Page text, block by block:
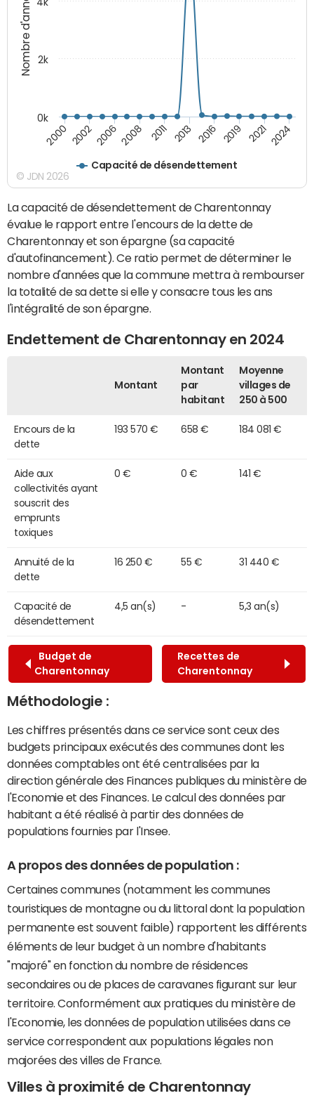
Nombre d'années
Capacité de désendettement
2000 2002 2006 2008 2011 2013 2016 2019 2021 2024
0k
2k
© JDN 2026
La capacité de désendettement de Charentonnay
évalue le rapport entre l'encours de la dette de
Charentonnay et son épargne (sa capacité
d'autofinancement). Ce ratio permet de déterminer le
nombre d'années que la commune mettra à rembourser
la totalité de sa dette si elle y consacre tous les ans
l'intégralité de son épargne.
Endettement de Charentonnay en 2024
Montant
Montant
par
habitant
Moyenne
villages de
250 à 500
Encours de la
dette
193 570 € 658 € 184 081 €
Aide aux
collectivités ayant
souscrit des
emprunts
toxiques
0 € 0 € 141 €
Annuité de la
dette
16 250 € 55 € 31 440 €
Capacité de
désendettement
4,5 an(s) - 5,3 an(s)
Budget de
Charentonnay
Recettes de
Charentonnay
Méthodologie :
Les chiffres présentés dans ce service sont ceux des
budgets principaux exécutés des communes dont les
données comptables ont été centralisées par la
direction générale des Finances publiques du ministère de
l'Economie et des Finances. Le calcul des données par
habitant a été réalisé à partir des données de
populations fournies par l'Insee.
A propos des données de population :
Certaines communes (notamment les communes
touristiques de montagne ou du littoral dont la population
permanente est souvent faible) rapportent les différents
éléments de leur budget à un nombre d'habitants
"majoré" en fonction du nombre de résidences
secondaires ou de places de caravanes figurant sur leur
territoire. Conformément aux pratiques du ministère de
l'Economie, les données de population utilisées dans ce
service correspondent aux populations légales non
majorées des villes de France.
Villes à proximité de Charentonnay